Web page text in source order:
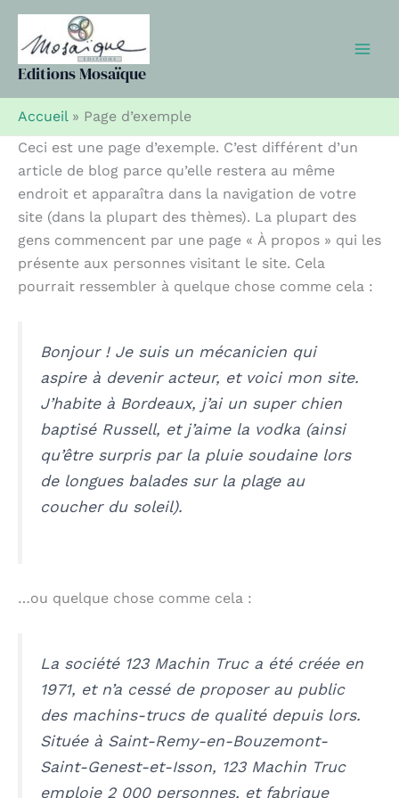
Aller
contenu
Editions Mosaïque
Accueil» Page d’exemple
Ceci est une page d’exemple. C’est différent d’un
article de blog parce qu’elle restera au même
endroit et apparaîtra dans la navigation de votre
site (dans la plupart des thèmes). La plupart des
gens commencent par une page « À propos » qui les
présente aux personnes visitant le site. Cela
pourrait ressembler à quelque chose comme cela :
Bonjour ! Je suis un mécanicien qui
aspire à devenir acteur, et voici mon site.
J’habite à Bordeaux, j’ai un super chien
baptisé Russell, et j’aime la vodka (ainsi
qu’être surpris par la pluie soudaine lors
de longues balades sur la plage au
coucher du soleil).
…ou quelque chose comme cela :
La société 123 Machin Truc a été créée en
1971, et n’a cessé de proposer au public
des machins-trucs de qualité depuis lors.
Située à Saint-Remy-en-Bouzemont-
Saint-Genest-et-Isson, 123 Machin Truc
emploie 2 000 personnes, et fabrique